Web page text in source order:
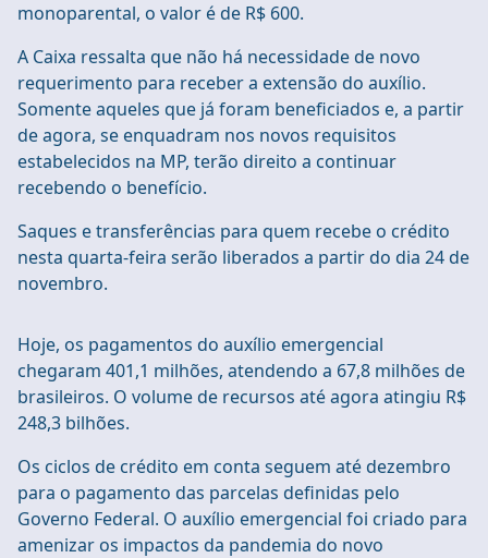
monoparental, o valor é de R$ 600.
A Caixa ressalta que não há necessidade de novo
requerimento para receber a extensão do auxílio.
Somente aqueles que já foram beneficiados e, a partir
de agora, se enquadram nos novos requisitos
estabelecidos na MP, terão direito a continuar
recebendo o benefício.
Saques e transferências para quem recebe o crédito
nesta quarta-feira serão liberados a partir do dia 24 de
novembro.
Hoje, os pagamentos do auxílio emergencial
chegaram 401,1 milhões, atendendo a 67,8 milhões de
brasileiros. O volume de recursos até agora atingiu R$
248,3 bilhões.
Os ciclos de crédito em conta seguem até dezembro
para o pagamento das parcelas definidas pelo
Governo Federal. O auxílio emergencial foi criado para
amenizar os impactos da pandemia do novo